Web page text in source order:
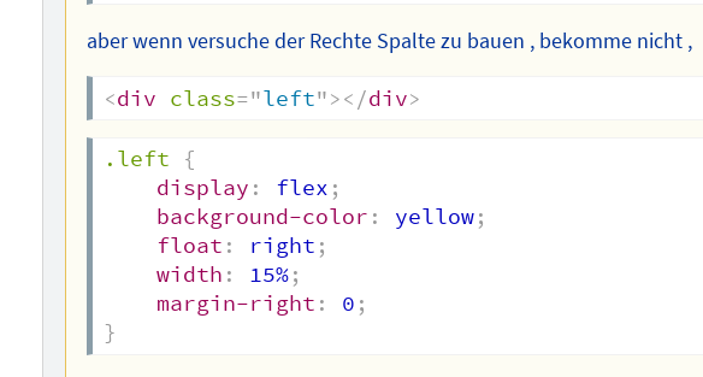
aber wenn versuche der Rechte Spalte zu bauen , bekomme nicht ,
<div class="left"></div>
.left
{
display : flex ;
background-color : yellow;
float : right ;
width : 15%;
margin-right : 0 ;
}